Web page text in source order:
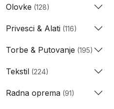
Olovke (128)
Privesci & Alati (116)
Torbe & Putovanje (195)
Tekstil (224)
Radna oprema (91)